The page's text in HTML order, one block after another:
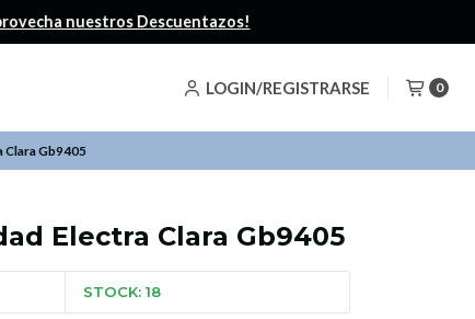
LOGIN/REGISTRARSE 0
Clara Gb9405
Electra Clara Gb9405
STOCK: 18